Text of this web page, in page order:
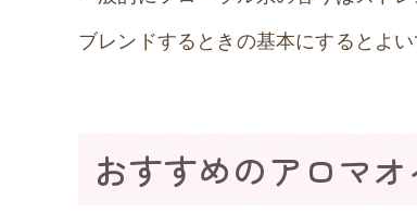
ブレンドするときの基本にするとよい
おすすめのアロマ